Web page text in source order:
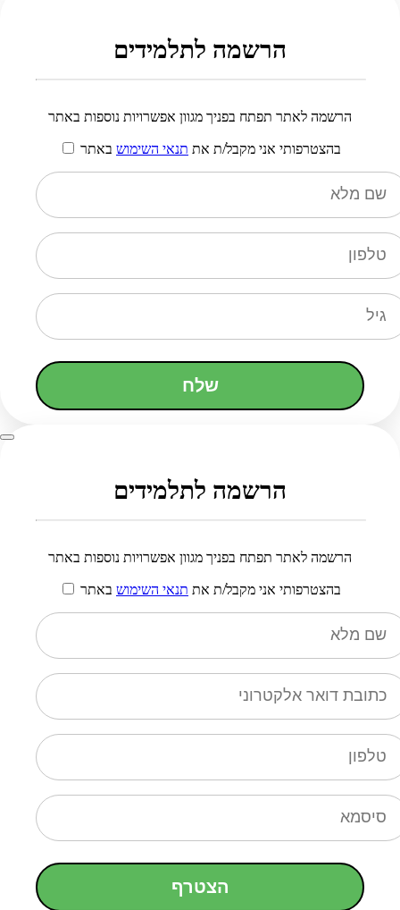
הרשמה לתלמידים
הרשמה לאתר תפתח בפניך מגוון אפשרויות נוספות באתר
בהצטרפותי אני מקבל/ת את תנאי השימוש באתר
שלח
הרשמה לתלמידים
הרשמה לאתר תפתח בפניך מגוון אפשרויות נוספות באתר
בהצטרפותי אני מקבל/ת את תנאי השימוש באתר
הצטרף